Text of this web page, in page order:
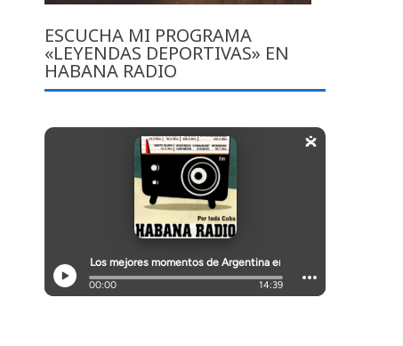
ESCUCHA MI PROGRAMA
«LEYENDAS DEPORTIVAS» EN
HABANA RADIO